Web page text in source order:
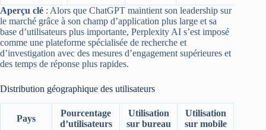
Aperçu clé : Alors que ChatGPT maintient son leadership sur
le marché grâce à son champ d’application plus large et sa
base d’utilisateurs plus importante, Perplexity AI s’est imposé
comme une plateforme spécialisée de recherche et
d’investigation avec des mesures d’engagement supérieures et
des temps de réponse plus rapides.
Distribution géographique des utilisateurs
Pays
Pourcentage
d’utilisateurs
Utilisation
sur bureau
Utilisation
sur mobile